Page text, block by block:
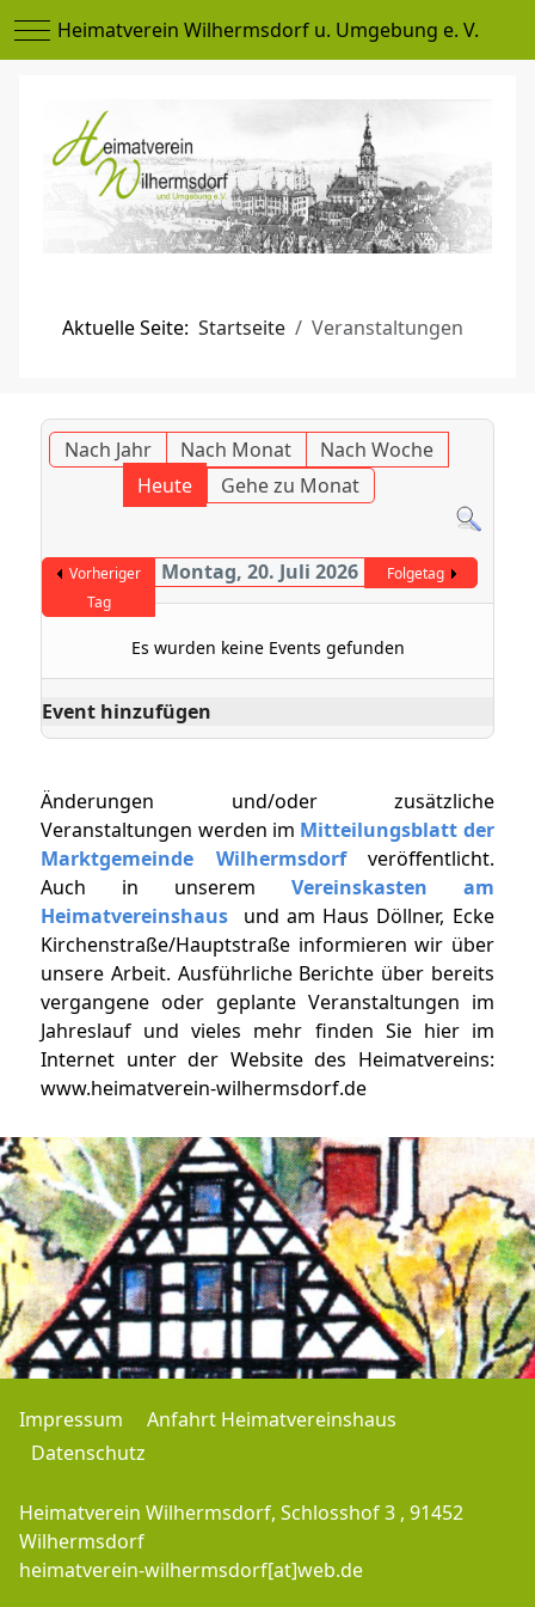
Mobile Menu Toggle
Heimatverein Wilhermsdorf u. Umgebung e. V.
Aktuelle Seite:Startseite Veranstaltungen
Nach Jahr Nach Monat
Nach Woche
Heute
Gehe zu Monat
Vorheriger
Tag
Montag, 20. Juli 2026 Folgetag
Es wurden keine Events gefunden
Event hinzufügen
Änderungen und/oder zusätzliche
Veranstaltungen werden im Mitteilungsblatt der
Marktgemeinde Wilhermsdorf veröffentlicht.
Auch in unserem Vereinskasten am
Heimatvereinshaus
und am Haus Döllner, Ecke
Kirchenstraße/Hauptstraße informieren wir über
unsere Arbeit. Ausführliche Berichte über bereits
vergangene oder geplante Veranstaltungen im
Jahreslauf und vieles mehr finden Sie hier im
Internet unter der Website des Heimatvereins:
www.heimatverein-wilhermsdorf.de
Impressum
Anfahrt Heimatvereinshaus
Datenschutz
Heimatverein Wilhermsdorf, Schlosshof 3 , 91452
Wilhermsdorf
heimatverein-wilhermsdorf[at]web.de